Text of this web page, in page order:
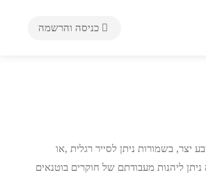
כניסה והרשמה
יצר, בשמורות ניתן לסייר רגלית ,או
ליהנות מעבודתם של חוקרים בוטנאים